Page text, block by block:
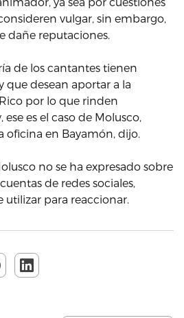
vulgar, sin embargo,
dañe reputaciones.
de los cantantes tienen
desean aportar a la
por lo que rinden
es el caso de Molusco,
en Bayamón, dijo.
no se ha expresado sobre
de redes sociales,
utilizar para reaccionar.